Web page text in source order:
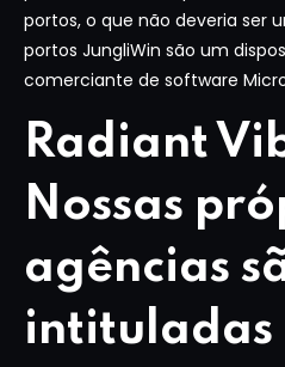
portos, o que não deveria ser
portos JungliWin são um
comerciante de software
Radiant
Nossas
agências
intituladas